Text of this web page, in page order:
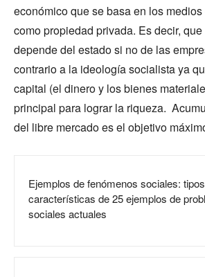
económico que se basa en los
como propiedad privada. Es decir,
depende del estado si no de las
contrario a la ideología socialista ya
capital (el dinero y los bienes
principal para lograr la riqueza.
del libre mercado es el objetivo
Ejemplos de fenómenos sociales:
características de 25 ejemplos de
sociales actuales